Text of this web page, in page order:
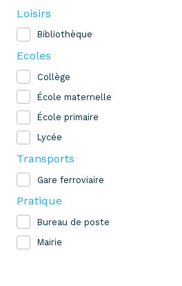
Loisirs
Bibliothèque
Ecoles
Collège
École maternelle
École primaire
Lycée
Transports
Gare ferroviaire
Pratique
Bureau de poste
Mairie